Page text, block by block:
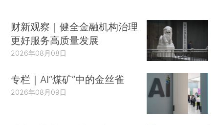
财新观察｜健全金融机构治理
更好服务高质量发展
2026年08月08日
专栏｜AI“煤矿”中的金丝雀
2026年08月09日